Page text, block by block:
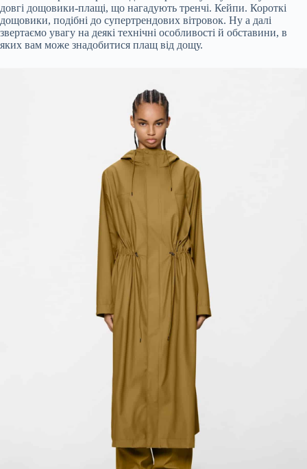
довгі дощовики-плащі, що нагадують тренчі. Кейпи. Короткі
дощовики, подібні до супертрендових вітровок. Ну а далі
звертаємо увагу на деякі технічні особливості й обставини, в
яких вам може знадобитися плащ від дощу.